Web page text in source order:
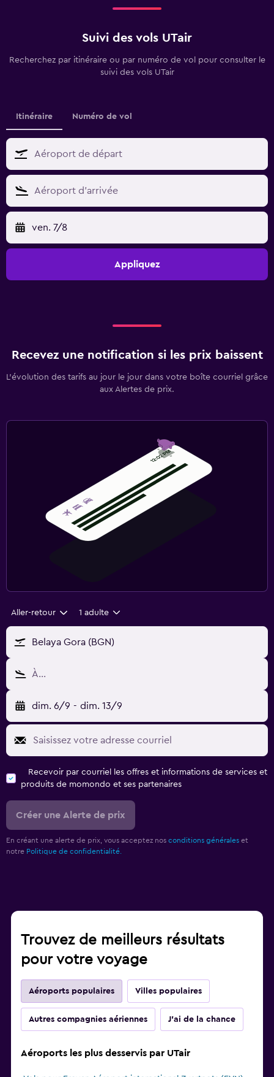
Suivi des vols UTair
Recherchez par itinéraire ou par numéro de vol pour consulter le
suivi des vols UTair
Itinéraire Numéro de vol
ven. 7/8
Appliquez
Recevez une notification si les prix baissent
L’évolution des tarifs au jour le jour dans votre boîte courriel grâce
aux Alertes de prix.
Aller-retour 1 adulte
Belaya Gora (BGN)
À…
dim. 6/9 - dim. 13/9
Recevoir par courriel les offres et informations de services et
produits de momondo et ses partenaires
Créer une Alerte de prix
En créant une alerte de prix, vous acceptez nos conditions générales et
notre Politique de confidentialité.
Trouvez de meilleurs résultats
pour votre voyage
Aéroports populaires Villes populaires
Autres compagnies aériennes J'ai de la chance
Aéroports les plus desservis par UTair